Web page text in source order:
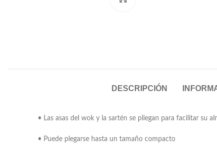
DESCRIPCIÓN
• Las asas del wok y la sartén se pliegan para facilitar su
• Puede plegarse hasta un tamaño compacto